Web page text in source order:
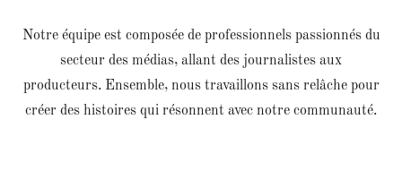
Notre équipe est composée de professionnels passionnés du
secteur des médias, allant des journalistes aux
producteurs. Ensemble, nous travaillons sans relâche pour
créer des histoires qui résonnent avec notre communauté.